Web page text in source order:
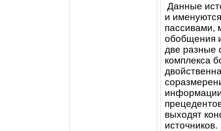
Данные
и
пассивами,
обобщения
две разные
комплекса
выходят
источников.